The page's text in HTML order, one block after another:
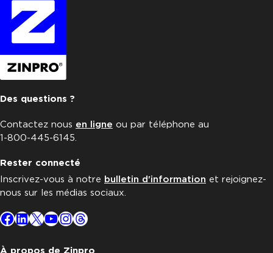
Des questions ?
Contactez nous en ligne ou par téléphone au
1-800-445-6145.
Rester connecté
Inscrivez-vous à notre bulletin d'information et rejoignez-
nous sur les médias sociaux.
Facebook
LinkedIn
X YouTube
Instagram
Threads
À propos de Zinpro